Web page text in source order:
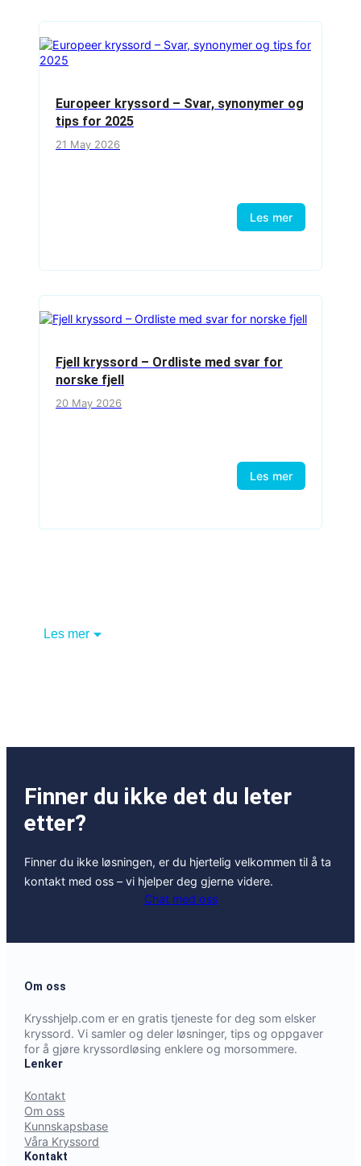
Europeer kryssord – Svar, synonymer og
tips for 2025
21 May 2026
Les mer
Fjell kryssord – Ordliste med svar for
norske fjell
20 May 2026
Les mer
Les mer
Finner du ikke det du leter
etter?
Finner du ikke løsningen, er du hjertelig velkommen til å ta
kontakt med oss – vi hjelper deg gjerne videre.
Chat med oss
Om oss
Krysshjelp.com er en gratis tjeneste for deg som elsker
kryssord. Vi samler og deler løsninger, tips og oppgaver
for å gjøre kryssordløsing enklere og morsommere.
Lenker
Kontakt
Om oss
Kunnskapsbase
Våra Kryssord
Kontakt